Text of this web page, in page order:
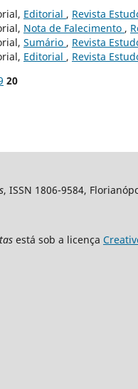
Editorial , Revista
Nota de Falecimento ,
Sumário , Revista
Editorial , Revista
20
, ISSN 1806-9584,
está sob a licença